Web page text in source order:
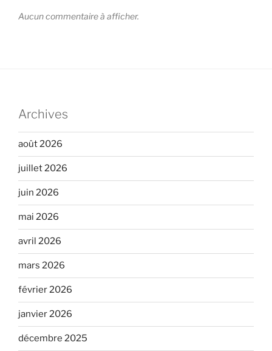
Aucun commentaire à afficher.
Archives
août 2026
juillet 2026
juin 2026
mai 2026
avril 2026
mars 2026
février 2026
janvier 2026
décembre 2025